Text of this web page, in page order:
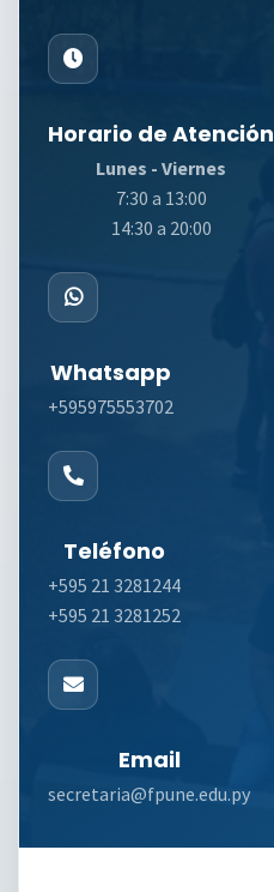
Horario de Atención
Lunes - Viernes
7:30 a 13:00
14:30 a 20:00
Whatsapp
+595975553702
Teléfono
+595 21 3281244
+595 21 3281252
Email
secretaria@fpune.edu.py